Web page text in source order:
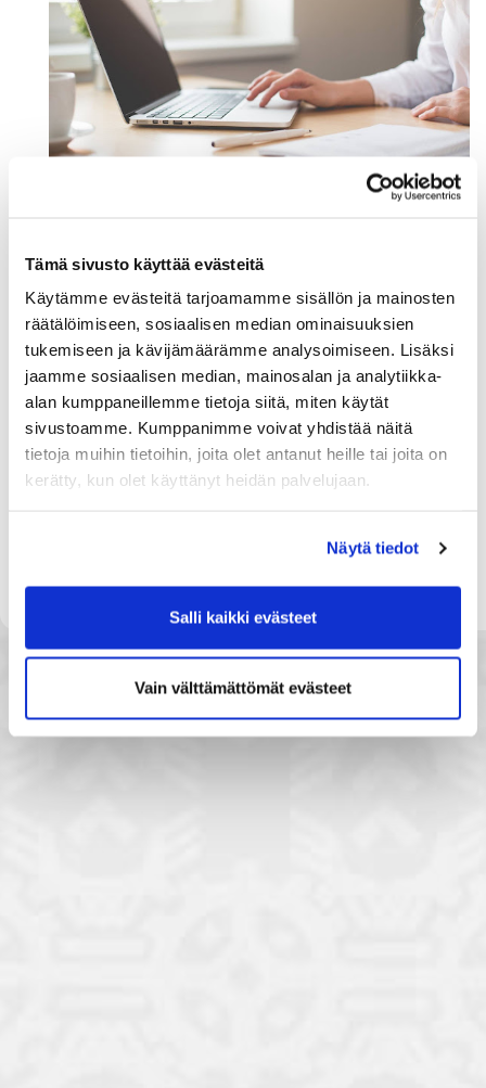
Tämä sivusto käyttää evästeitä
Käytämme evästeitä tarjoamamme sisällön ja mainosten
räätälöimiseen, sosiaalisen median ominaisuuksien
tukemiseen ja kävijämäärämme analysoimiseen. Lisäksi
jaamme sosiaalisen median, mainosalan ja analytiikka-
alan kumppaneillemme tietoja siitä, miten käytät
sivustoamme. Kumppanimme voivat yhdistää näitä
tietoja muihin tietoihin, joita olet antanut heille tai joita on
kerätty, kun olet käyttänyt heidän palvelujaan.
Näytä tiedot
Salli kaikki evästeet
Vain välttämättömät evästeet
kysymyksiin:
Minkälaista aineistoa voidaan Excelillä käsitellä?
Kuinka tuon aineistoa Exceliin?
Kuinka muokkaan ja siivoan aineistoa?
Mitä hyötyä on taulukko-toiminnosta?
Kuinka yhdistän, lajittelen ja suodatan taulukkoja?
Katsaus Excelin Pivot-raportointiin
Osallistumismaksu:
Kauppakamarin jäsenille hinta on 120 € + alv 24 %,
Ilmoittautumiset 17.5.2019 klo 15 mennessätästä